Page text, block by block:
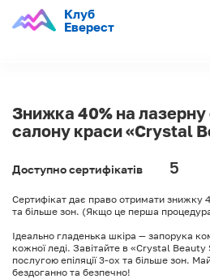
Клуб
Еверест
Знижка 40% на лазерну
салону краси «Crystal
Доступно сертифікатів 5
Сертифікат дає право отримати знижку
та більше зон. (Якщо це перша
Ідеально гладенька шкіра — запорука
кожної леді. Завітайте в «Crystal Beauty
послугою епіляції 3-ох та більше зон.
бездоганно та безпечно!